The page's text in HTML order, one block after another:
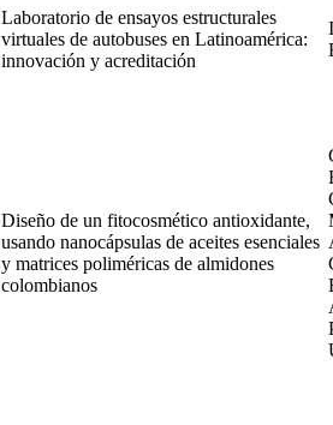
Laboratorio de ensayos estructurales
virtuales de autobuses en Latinoamérica:
innovación y acreditación
Diseño de un fitocosmético antioxidante,
usando nanocápsulas de aceites esenciales
y matrices poliméricas de almidones
colombianos